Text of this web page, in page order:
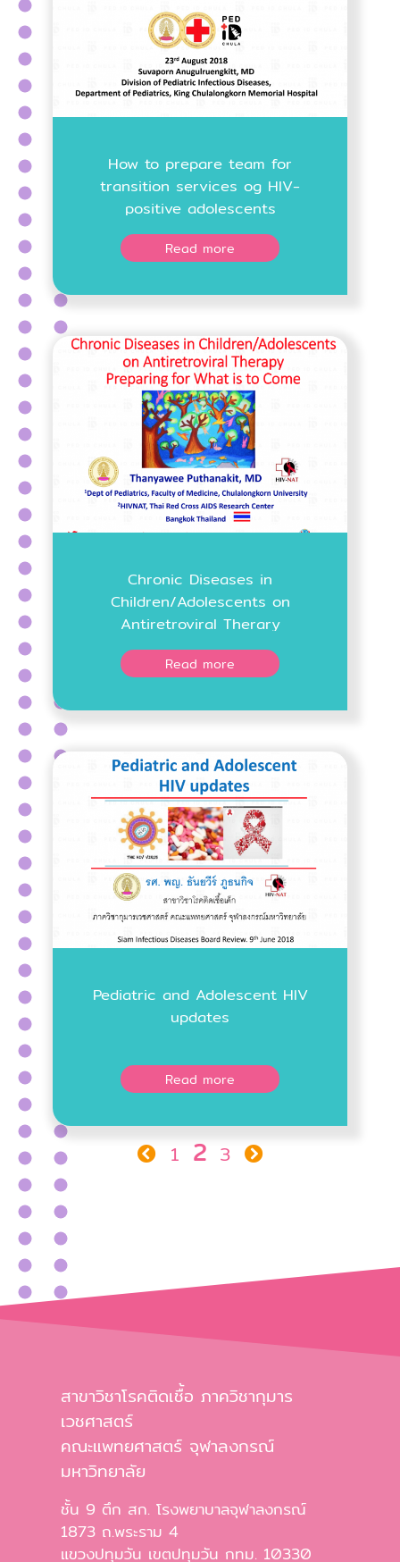
How to prepare team for
transition services og HIV-
positive adolescents
Read more
Chronic Diseases in
Children/Adolescents on
Antiretroviral Therary
Preparing for What is to Come
Read more
Pediatric and Adolescent HIV
updates
Read more
1 2 3
สาขาวิชาโรคติดเชื้อ ภาควิชากุมาร
เวชศาสตร์
คณะแพทยศาสตร์ จุฬาลงกรณ์
มหาวิทยาลัย
ชั้น 9 ตึก สก. โรงพยาบาลจุฬาลงกรณ์
1873 ถ.พระราม 4
แขวงปทุมวัน เขตปทุมวัน กทม. 10330